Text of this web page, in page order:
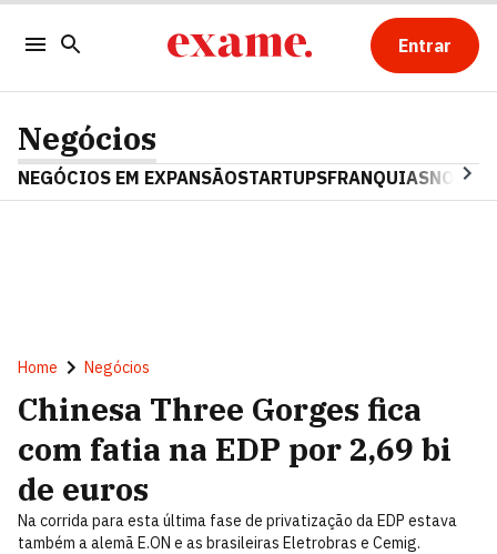
Entrar
Negócios
NEGÓCIOS EM EXPANSÃOSTARTUPSFRANQUIAS
Home Negócios
Chinesa Three Gorges fica
com fatia na EDP por 2,69 bi
de euros
Na corrida para esta última fase de privatização da EDP estava
também a alemã E.ON e as brasileiras Eletrobras e Cemig.